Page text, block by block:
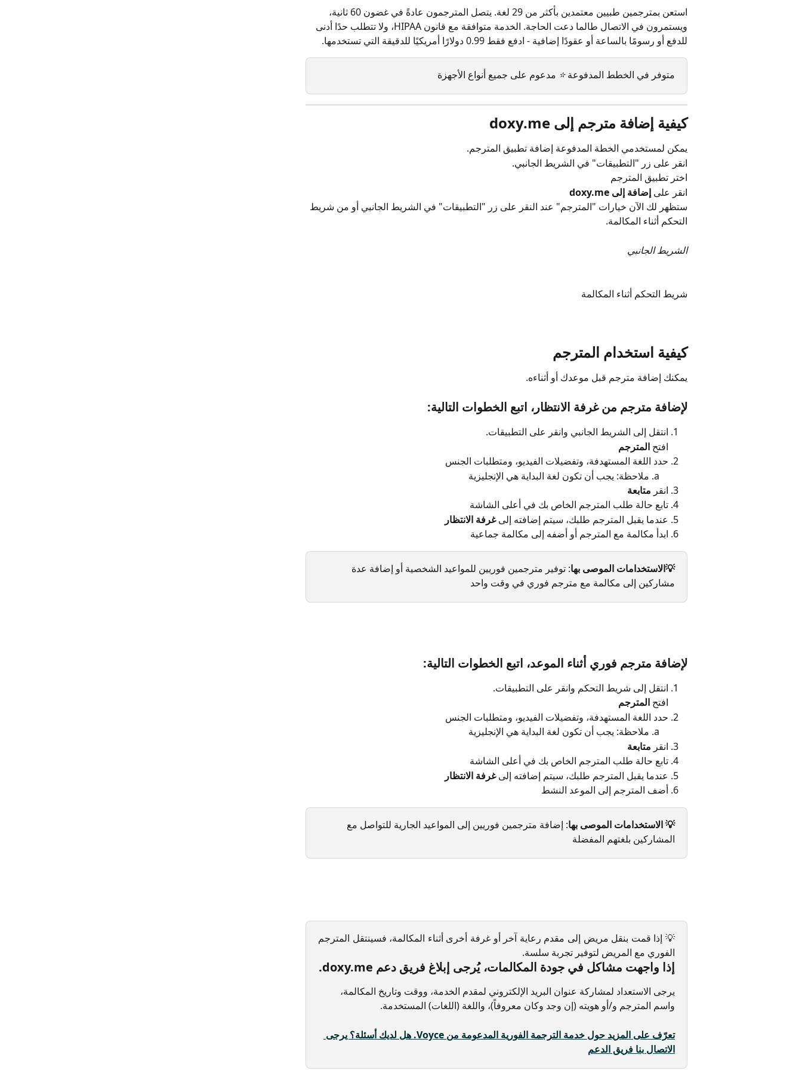
استعن بمترجمين طبيين معتمدين بأكثر من 29 لغة. يتصل المترجمون عادةً في غضون 60 ثانية،
ويستمرون في الاتصال طالما دعت الحاجة. الخدمة متوافقة مع قانون HIPAA، ولا تتطلب حدًا أدنى
للدفع أو رسومًا بالساعة أو عقودًا إضافية - ادفع فقط 0.99 دولارًا أمريكيًا للدقيقة التي تستخدمها.
متوفر في الخطط المدفوعة ⭐ مدعوم على جميع أنواع الأجهزة
كيفية إضافة مترجم إلى doxy.me
يمكن لمستخدمي الخطة المدفوعة إضافة تطبيق المترجم.
انقر على زر "التطبيقات" في الشريط الجانبي.
اختر تطبيق المترجم
انقر على إضافة إلى doxy.me
ستظهر لك الآن خيارات "المترجم" عند النقر على زر "التطبيقات" في الشريط الجانبي أو من شريط
التحكم أثناء المكالمة.
الشريط الجانبي
شريط التحكم أثناء المكالمة
كيفية استخدام المترجم
يمكنك إضافة مترجم قبل موعدك أو أثناءه.
لإضافة مترجم من غرفة الانتظار، اتبع الخطوات التالية:
انتقل إلى الشريط الجانبي وانقر على التطبيقات.
افتح المترجم
حدد اللغة المستهدفة، وتفضيلات الفيديو، ومتطلبات الجنس
ملاحظة: يجب أن تكون لغة البداية هي الإنجليزية
انقر متابعة
تابع حالة طلب المترجم الخاص بك في أعلى الشاشة
عندما يقبل المترجم طلبك، سيتم إضافته إلى غرفة الانتظار
ابدأ مكالمة مع المترجم أو أضفه إلى مكالمة جماعية
💡الاستخدامات الموصى بها: توفير مترجمين فوريين للمواعيد الشخصية أو إضافة عدة
مشاركين إلى مكالمة مع مترجم فوري في وقت واحد
لإضافة مترجم فوري أثناء الموعد، اتبع الخطوات التالية:
انتقل إلى شريط التحكم وانقر على التطبيقات.
افتح المترجم
حدد اللغة المستهدفة، وتفضيلات الفيديو، ومتطلبات الجنس
ملاحظة: يجب أن تكون لغة البداية هي الإنجليزية
انقر متابعة
تابع حالة طلب المترجم الخاص بك في أعلى الشاشة
عندما يقبل المترجم طلبك، سيتم إضافته إلى غرفة الانتظار
أضف المترجم إلى الموعد النشط
💡 الاستخدامات الموصى بها: إضافة مترجمين فوريين إلى المواعيد الجارية للتواصل مع
المشاركين بلغتهم المفضلة
💡 إذا قمت بنقل مريض إلى مقدم رعاية آخر أو غرفة أخرى أثناء المكالمة، فسينتقل المترجم
الفوري مع المريض لتوفير تجربة سلسة.
إذا واجهت مشاكل في جودة المكالمات، يُرجى إبلاغ فريق دعم doxy.me.
يرجى الاستعداد لمشاركة عنوان البريد الإلكتروني لمقدم الخدمة، ووقت وتاريخ المكالمة،
واسم المترجم و/أو هويته (إن وجد وكان معروفاً)، واللغة (اللغات) المستخدمة.
تعرّف على المزيد حول خدمة الترجمة الفورية المدعومة من Voyce. هل لديك أسئلة؟ يرجى
الاتصال بنا فريق الدعم